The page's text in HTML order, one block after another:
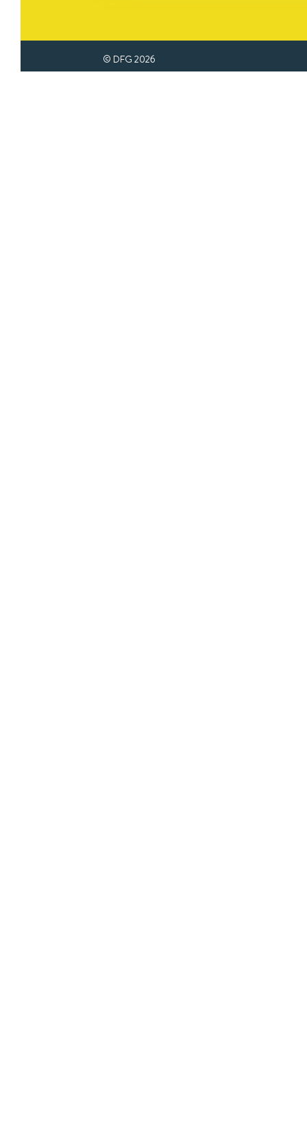
© DFG 2026